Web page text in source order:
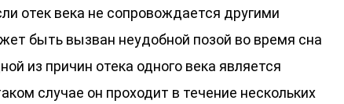
отек века не сопровождается другими
быть вызван неудобной позой во время сна
из причин отека одного века является
случае он проходит в течение нескольких